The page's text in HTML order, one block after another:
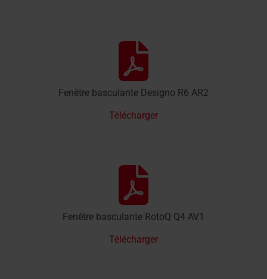
Fenêtre basculante Designo R6 AR2
Télécharger
Fenêtre basculante RotoQ Q4 AV1
Télécharger